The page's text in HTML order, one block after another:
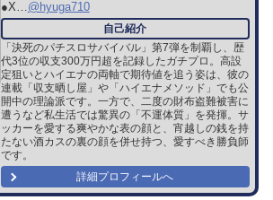
●X…@hyuga710
「決死のパチスロサバイバル」第7弾を制覇し、歴
代3位の収支300万円超を記録したガチプロ。高設
定狙いとハイエナの両軸で期待値を追う姿は、彼の
連載「収支晒し屋」や「ハイエナメソッド」でも公
開中の理論派です。一方で、二度の財布盗難被害に
遭うなど私生活では驚異の「不運体質」を発揮。サ
ッカーを愛する爽やかな表の顔と、宵越しの銭を持
たない酒カスの裏の顔を併せ持つ、愛すべき勝負師
です。
詳細プロフィールへ